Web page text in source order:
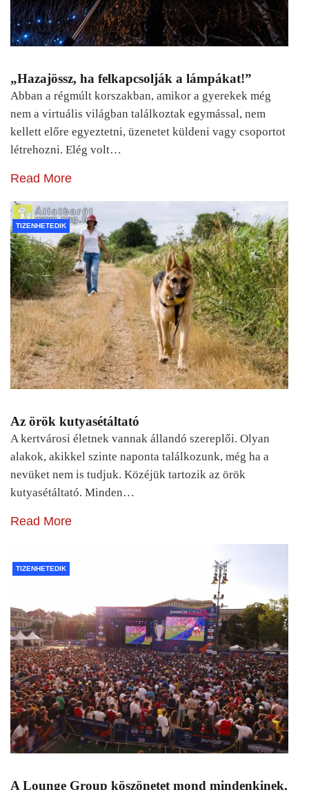
„Hazajössz, ha felkapcsolják a lámpákat!”
Abban a régmúlt korszakban, amikor a gyerekek még
nem a virtuális világban találkoztak egymással, nem
kellett előre egyeztetni, üzenetet küldeni vagy csoportot
létrehozni. Elég volt…
Read More
TIZENHETEDIK
Az örök kutyasétáltató
A kertvárosi életnek vannak állandó szereplői. Olyan
alakok, akikkel szinte naponta találkozunk, még ha a
nevüket nem is tudjuk. Közéjük tartozik az örök
kutyasétáltató. Minden…
Read More
TIZENHETEDIK
A Lounge Group köszönetet mond mindenkinek,